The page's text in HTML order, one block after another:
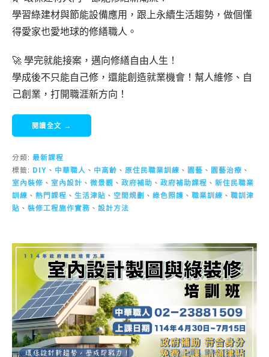
學習綠建材與節能設備應用，跟上永續生活趨勢，做個懂
得愛家也愛地球的修繕職人。
🚀 學完就能接案，邁向修繕自由人生！
學成後不只能自己修，還能創造就業機會！幫人維修、自
己創業，打開職涯新方向！
閱讀全文 →
分類: 最新課程
標籤: DIY 、 中華職人 、 中高齡 、 原住民職業訓練 、 園藝 、 園藝治療 、
室內裝修 、 室內設計 、 微景觀 、 政府補助 、 政府補助課程 、 新住民職業
訓練 、 熱門課程 、 生活津貼 、 空間規劃 、 綠色照護 、 職業訓練 、 職訓津
貼 、 裝修工程施作實務 、 設計方法